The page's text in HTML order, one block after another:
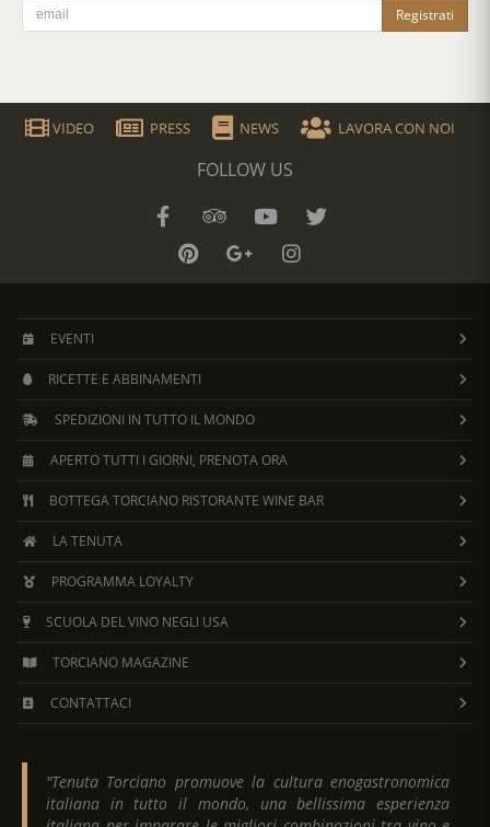
Registrati
VIDEO PRESS NEWS LAVORA CON NOI
FOLLOW US
EVENTI
RICETTE E ABBINAMENTI
SPEDIZIONI IN TUTTO IL MONDO
APERTO TUTTI I GIORNI, PRENOTA ORA
BOTTEGA TORCIANO RISTORANTE WINE BAR
LA TENUTA
PROGRAMMA LOYALTY
SCUOLA DEL VINO NEGLI USA
TORCIANO MAGAZINE
CONTATTACI
"Tenuta Torciano promuove la cultura enogastronomica
italiana in tutto il mondo, una bellissima esperienza